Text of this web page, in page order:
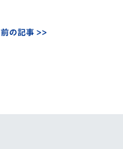
前の記事 >>